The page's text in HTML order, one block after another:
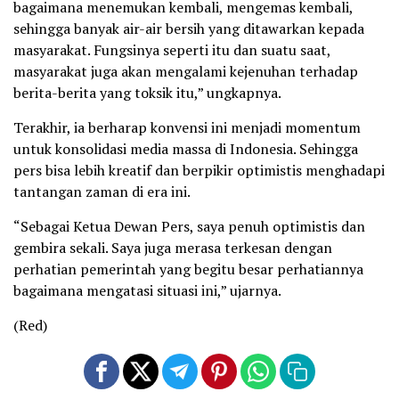
bagaimana menemukan kembali, mengemas kembali,
sehingga banyak air-air bersih yang ditawarkan kepada
masyarakat. Fungsinya seperti itu dan suatu saat,
masyarakat juga akan mengalami kejenuhan terhadap
berita-berita yang toksik itu,” ungkapnya.
Terakhir, ia berharap konvensi ini menjadi momentum
untuk konsolidasi media massa di Indonesia. Sehingga
pers bisa lebih kreatif dan berpikir optimistis menghadapi
tantangan zaman di era ini.
“Sebagai Ketua Dewan Pers, saya penuh optimistis dan
gembira sekali. Saya juga merasa terkesan dengan
perhatian pemerintah yang begitu besar perhatiannya
bagaimana mengatasi situasi ini,” ujarnya.
(Red)